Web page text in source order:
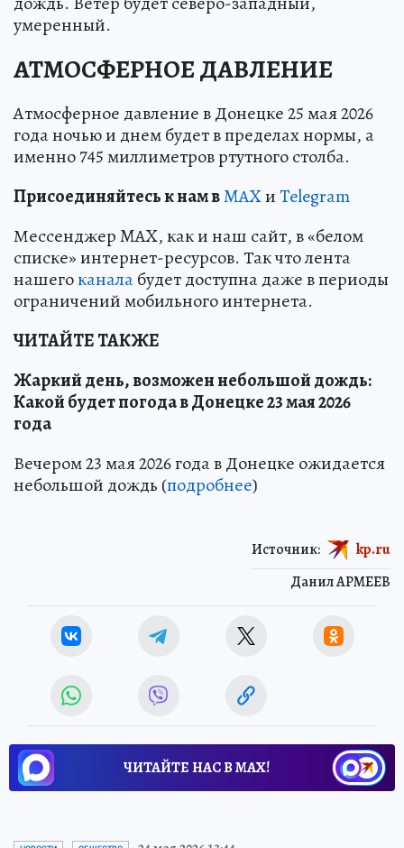
умеренный.
АТМОСФЕРНОЕ ДАВЛЕНИЕ
Атмосферное давление в Донецке 25 мая 2026
года ночью и днем будет в пределах нормы, а
именно 745 миллиметров ртутного столба.
Присоединяйтесь к нам вMAXиTelegram
Мессенджер MAX, как и наш сайт, в «белом
списке» интернет-ресурсов. Так что лента
нашегоканалабудет доступна даже в периоды
ограничений мобильного интернета.
ЧИТАЙТЕ ТАКЖЕ
Жаркий день, возможен небольшой дождь:
Какой будет погода в Донецке 23 мая 2026
года
Вечером 23 мая 2026 года в Донецке ожидается
небольшой дождь (подробнее)
Данил АРМЕЕВ
Источник: kp.ru
ЧИТАЙТЕ НАС В МАХ!